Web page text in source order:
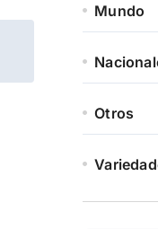
Mundo
Otros